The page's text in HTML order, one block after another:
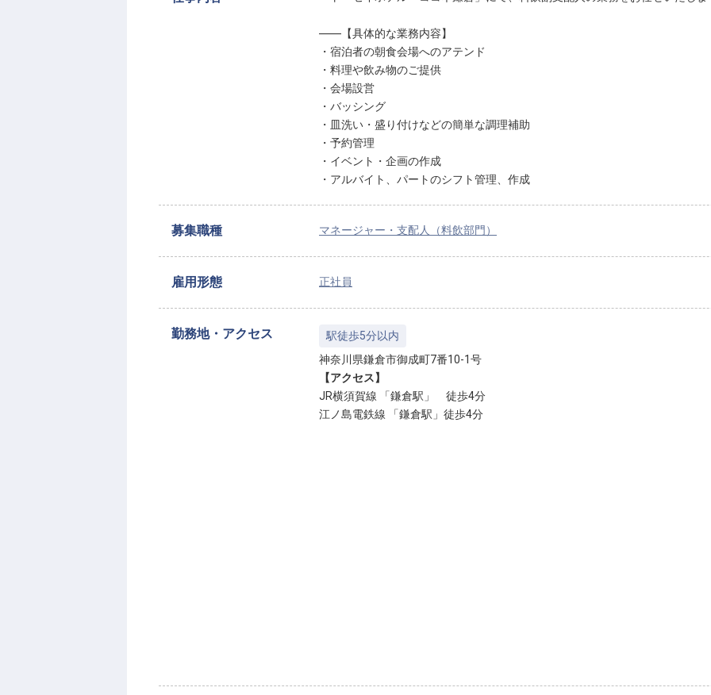
――【具体的な業務内容】
・宿泊者の朝食会場へのアテンド
・料理や飲み物のご提供
・会場設営
・バッシング
・皿洗い・盛り付けなどの簡単な調理補助
・予約管理
・イベント・企画の作成
・アルバイト、パートのシフト管理、作成
募集職種 マネージャー・支配人（料飲部門）
雇用形態 正社員
勤務地・アクセス
駅徒歩5分以内
神奈川県鎌倉市御成町7番10-1号
【アクセス】
JR横須賀線 「鎌倉駅」 徒歩4分
江ノ島電鉄線 「鎌倉駅」徒歩4分